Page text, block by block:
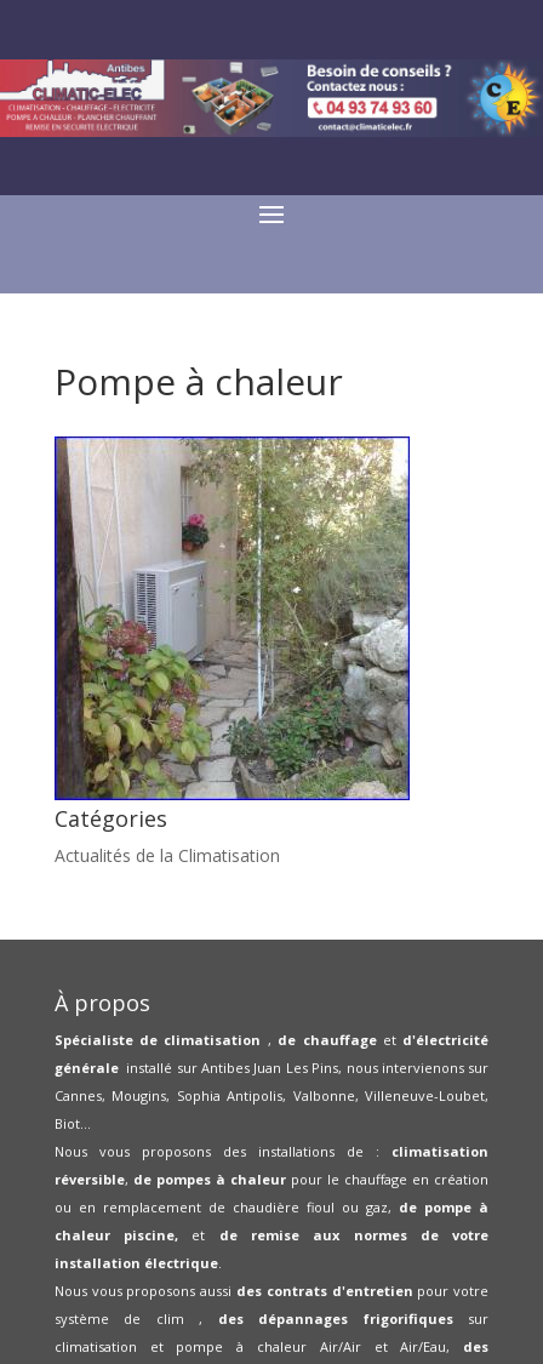
Pompe à chaleur
Catégories
Actualités de la Climatisation
À propos
Spécialiste de climatisation , de chauffageet d'électricité
générale installé sur Antibes Juan Les Pins, nous intervienons sur
Cannes, Mougins, Sophia Antipolis, Valbonne, Villeneuve-Loubet,
Biot...
Nous vous proposons des installations de : climatisation
réversible, de pompes à chaleurpour le chauffage en création
ou en remplacement de chaudière fioul ou gaz, de pompe à
chaleur piscine, et de remise aux normes de votre
installation électrique.
Nous vous proposons aussi des contrats d'entretien pour votre
système de clim , des dépannages frigorifiquessur
climatisation et pompe à chaleur Air/Air et Air/Eau, des